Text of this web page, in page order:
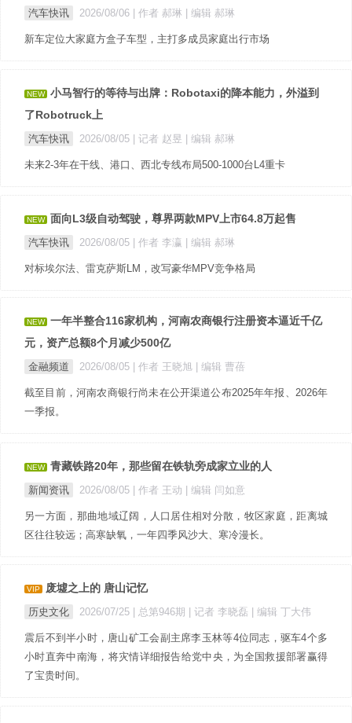
汽车快讯 2026/08/06 | 作者 郝琳 | 编辑 郝琳
新车定位大家庭方盒子车型，主打多成员家庭出行市场
NEW
小马智行的等待与出牌：Robotaxi的降本能力，外溢到
了Robotruck上
汽车快讯 2026/08/05 | 记者 赵昱 | 编辑 郝琳
未来2-3年在干线、港口、西北专线布局500-1000台L4重卡
NEW 面向L3级自动驾驶，尊界两款MPV上市64.8万起售
汽车快讯 2026/08/05 | 作者 李瀛 | 编辑 郝琳
对标埃尔法、雷克萨斯LM，改写豪华MPV竞争格局
NEW
一年半整合116家机构，河南农商银行注册资本逼近千亿
元，资产总额8个月减少500亿
金融频道 2026/08/05 | 作者 王晓旭 | 编辑 曹蓓
截至目前，河南农商银行尚未在公开渠道公布2025年年报、2026年
一季报。
NEW 青藏铁路20年，那些留在铁轨旁成家立业的人
新闻资讯 2026/08/05 | 作者 王动 | 编辑 闫如意
另一方面，那曲地域辽阔，人口居住相对分散，牧区家庭，距离城
区往往较远；高寒缺氧，一年四季风沙大、寒冷漫长。
VIP 废墟之上的 唐山记忆
历史文化 2026/07/25 | 总第946期 | 记者 李晓磊 | 编辑 丁大伟
震后不到半小时，唐山矿工会副主席李玉林等4位同志，驱车4个多
小时直奔中南海，将灾情详细报告给党中央，为全国救援部署赢得
了宝贵时间。